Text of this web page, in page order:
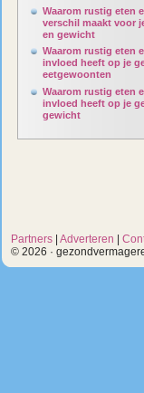
Waarom rustig eten
verschil maakt voor
en gewicht
Waarom rustig eten
invloed heeft op je
eetgewoonten
Waarom rustig eten
invloed heeft op je
gewicht
Partners| Adverteren
© 2026 ·